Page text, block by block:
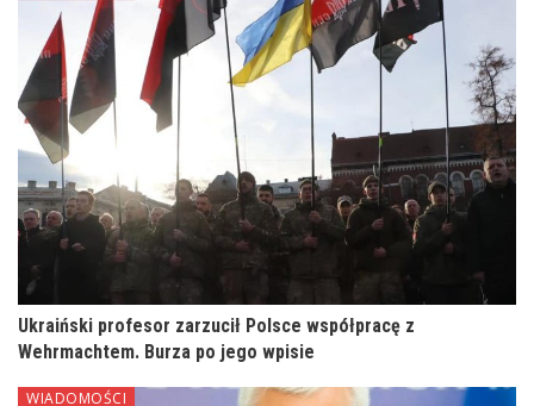
Ukraiński profesor zarzucił Polsce współpracę z
Wehrmachtem. Burza po jego wpisie
WIADOMOŚCI